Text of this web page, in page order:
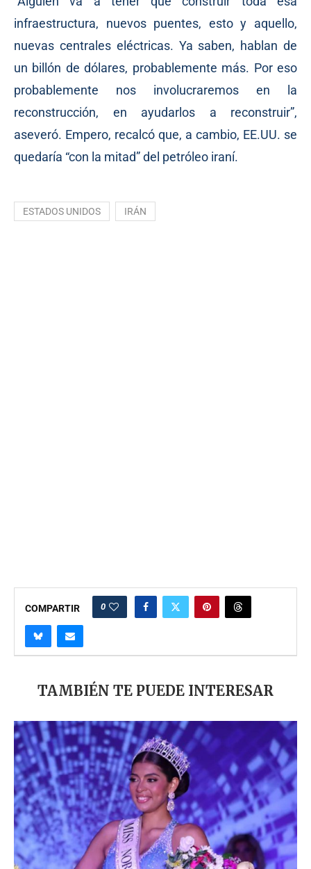
infraestructura, nuevos puentes, esto y aquello,
nuevas centrales eléctricas. Ya saben, hablan de
un billón de dólares, probablemente más. Por eso
probablemente nos involucraremos en la
reconstrucción, en ayudarlos a reconstruir”,
aseveró. Empero, recalcó que, a cambio, EE.UU. se
quedaría “con la mitad” del petróleo iraní.
ESTADOS UNIDOS IRÁN
COMPARTIR 0
TAMBIÉN TE PUEDE INTERESAR